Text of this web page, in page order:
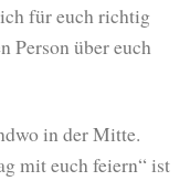
für euch richtig
Person über euch
in der Mitte.
mit euch feiern“ ist